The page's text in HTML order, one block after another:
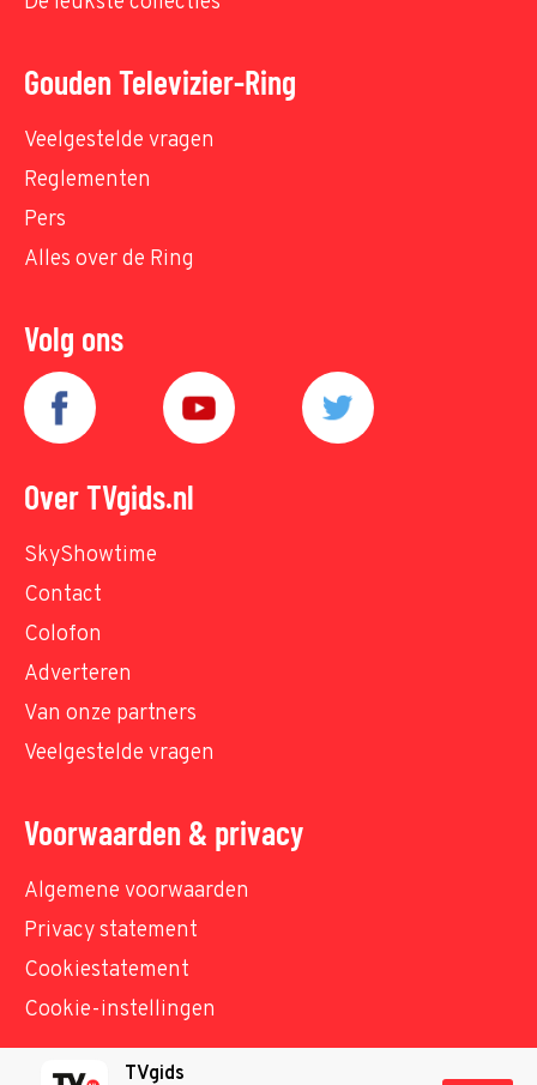
Gouden Televizier-Ring
Veelgestelde vragen
Reglementen
Pers
Alles over de Ring
Volg ons
Over TVgids.nl
SkyShowtime
Contact
Colofon
Adverteren
Van onze partners
Veelgestelde vragen
Voorwaarden & privacy
Algemene voorwaarden
Privacy statement
Cookiestatement
Cookie-instellingen
TVgids